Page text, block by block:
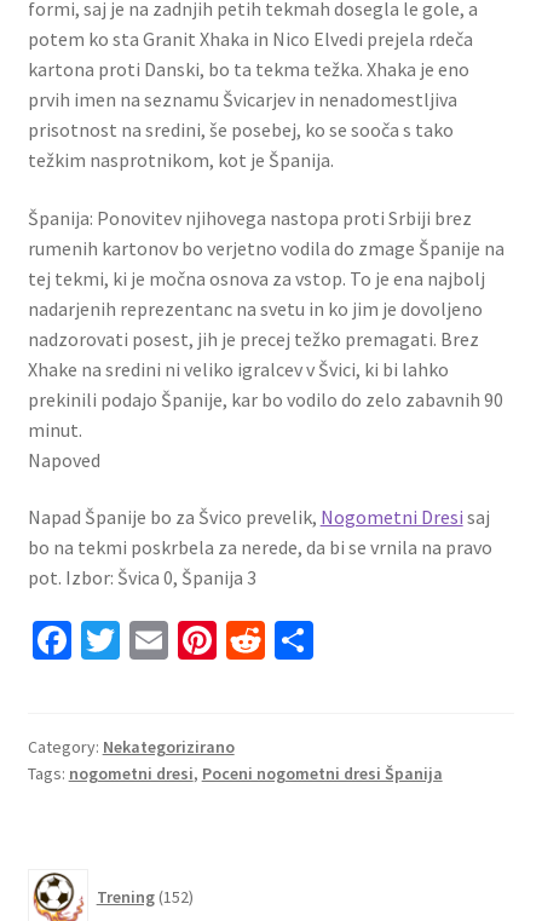
formi, saj je na zadnjih petih tekmah dosegla le gole, a
potem ko sta Granit Xhaka in Nico Elvedi prejela rdeča
kartona proti Danski, bo ta tekma težka. Xhaka je eno
prvih imen na seznamu Švicarjev in nenadomestljiva
prisotnost na sredini, še posebej, ko se sooča s tako
težkim nasprotnikom, kot je Španija.
Španija: Ponovitev njihovega nastopa proti Srbiji brez
rumenih kartonov bo verjetno vodila do zmage Španije na
tej tekmi, ki je močna osnova za vstop. To je ena najbolj
nadarjenih reprezentanc na svetu in ko jim je dovoljeno
nadzorovati posest, jih je precej težko premagati. Brez
Xhake na sredini ni veliko igralcev v Švici, ki bi lahko
prekinili podajo Španije, kar bo vodilo do zelo zabavnih 90
minut.
Napoved
Napad Španije bo za Švico prevelik, Nogometni Dresi saj
bo na tekmi poskrbela za nerede, da bi se vrnila na pravo
pot. Izbor: Švica 0, Španija 3
Fa
o
o
T
er
E
l
Pi
es
t
R
t
S
e
Category: Nekategorizirano
Tags: nogometni dresi, Poceni nogometni dresi Španija
Trening 152izdelkov